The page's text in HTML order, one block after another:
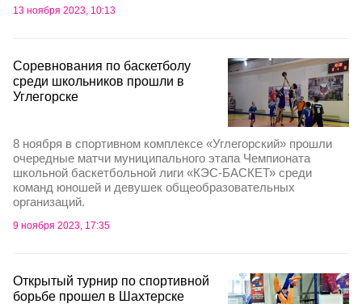
13 ноября 2023, 10:13
Соревнования по баскетболу
среди школьников прошли в
Углегорске
8 ноября в спортивном комплексе «Углегорский» прошли
очередные матчи муниципального этапа Чемпионата
школьной баскетбольной лиги «КЭС-БАСКЕТ» среди
команд юношей и девушек общеобразовательных
организаций.
9 ноября 2023, 17:35
Открытый турнир по спортивной
борьбе прошел в Шахтерске